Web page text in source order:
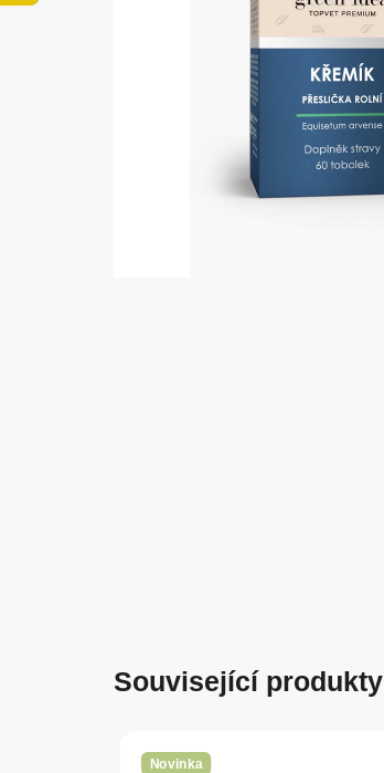
Související produkty
Novinka